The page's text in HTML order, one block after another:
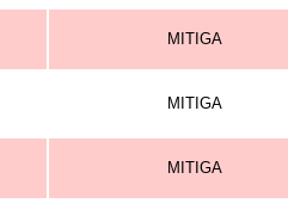
MITIGA
MITIGA
MITIGA